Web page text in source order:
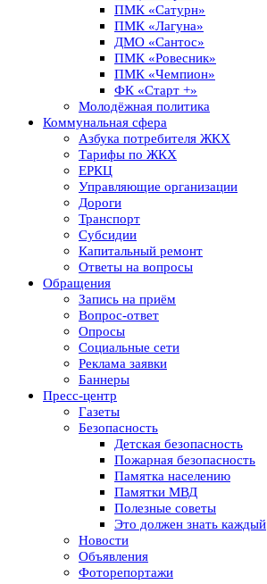
ПМК «Сатурн»
ПМК «Лагуна»
ДМО «Сантос»
ПМК «Ровесник»
ПМК «Чемпион»
ФК «Старт +»
Молодёжная политика
Коммунальная сфера
Азбука потребителя ЖКХ
Тарифы по ЖКХ
ЕРКЦ
Управляющие организации
Дороги
Транспорт
Субсидии
Капитальный ремонт
Ответы на вопросы
Обращения
Запись на приём
Вопрос-ответ
Опросы
Социальные сети
Реклама заявки
Баннеры
Пресс-центр
Газеты
Безопасность
Детская безопасность
Пожарная безопасность
Памятка населению
Памятки МВД
Полезные советы
Это должен знать каждый
Новости
Объявления
Фоторепортажи